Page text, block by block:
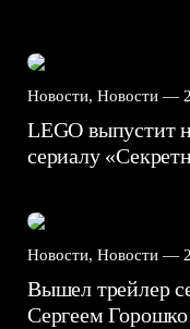
Новости, Новости —
LEGO выпустит
сериалу
Новости, Новости —
Вышел трейлер
Сергеем Горошко